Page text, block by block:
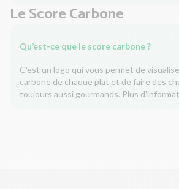
Le Score Carbone
Qu’est-ce que le score carbone ?
C'est un logo qui vous permet de
carbone de chaque plat et de faire des
toujours aussi gourmands. Plus